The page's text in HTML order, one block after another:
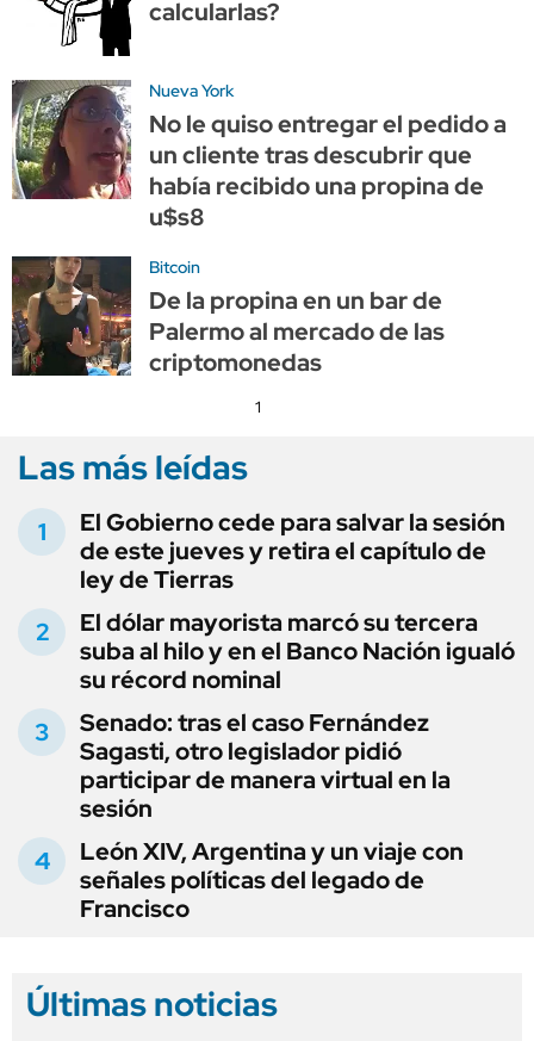
calcularlas?
Nueva York
No le quiso entregar el pedido a
un cliente tras descubrir que
había recibido una propina de
u$s8
Bitcoin
De la propina en un bar de
Palermo al mercado de las
criptomonedas
1
Las más leídas
El Gobierno cede para salvar la sesión
de este jueves y retira el capítulo de
ley de Tierras
El dólar mayorista marcó su tercera
suba al hilo y en el Banco Nación igualó
su récord nominal
Senado: tras el caso Fernández
Sagasti, otro legislador pidió
participar de manera virtual en la
sesión
León XIV, Argentina y un viaje con
señales políticas del legado de
Francisco
Últimas noticias